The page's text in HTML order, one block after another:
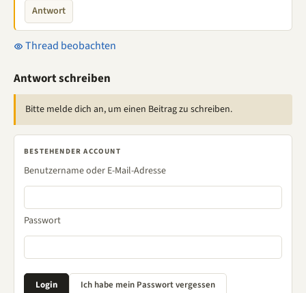
Antwort
Thread beobachten
Antwort schreiben
Bitte melde dich an, um einen Beitrag zu schreiben.
BESTEHENDER ACCOUNT
Benutzername oder E-Mail-Adresse
Passwort